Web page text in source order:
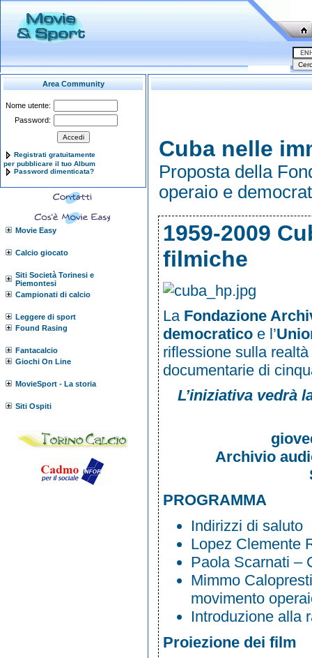
Area Community
Nome utente:
Password:
Registrati gratuitamente
per pubblicare il tuo Album
Password dimenticata?
Movie Easy
Calcio giocato
Siti Società Torinesi e
Piemontesi
Campionati di calcio
Leggere di sport
Found Rasing
Fantacalcio
Giochi On Line
MovieSport - La storia
Siti Ospiti
Cuba nelle
Proposta della
operaio e
1959-2009
filmiche
La Fondazione
democratico e l’
riflessione sulla
documentarie di
L’iniziativa vedrà
Archivio
PROGRAMMA
Indirizzi di saluto
Lopez Clemente
Paola Scarnati –
Mimmo
movimento
Introduzione alla
Proiezione dei film